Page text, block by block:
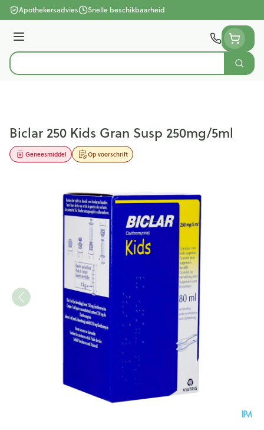
Ga naar de inhoud
Apothekersadvies Snelle beschikbaarheid
Menu
Product, merk, categorie...
Zoek
Biclar 250 Kids Gran Susp 250mg/5ml
Op voorschrift
Geneesmiddel